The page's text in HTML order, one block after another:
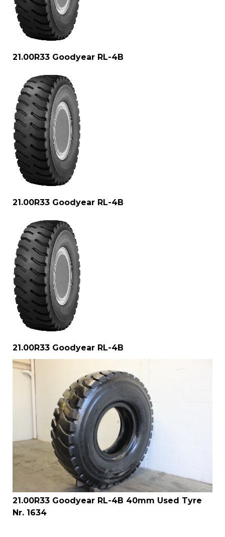
21.00R33 Goodyear RL-4B
21.00R33 Goodyear RL-4B
21.00R33 Goodyear RL-4B
21.00R33 Goodyear RL-4B 40mm Used Tyre
Nr. 1634